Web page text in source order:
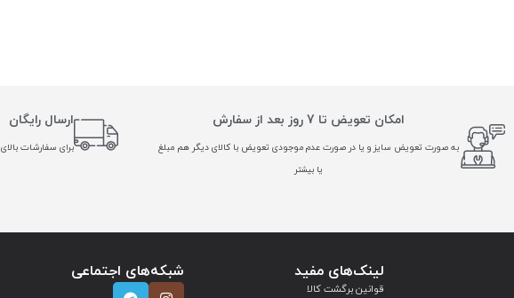
امکان تعویض تا 7 روز بعد از سفارش
به صورت تعویض سایز و یا در صورت عدم موجودی تعویض با کالای دیگر هم مبلغ
یا بیشتر
ارسال رایگان
برای سفارشات بالای 7 میلیون
لینک‌های مفید
قوانین برگشت کالا
شبکه‌های اجتماعی